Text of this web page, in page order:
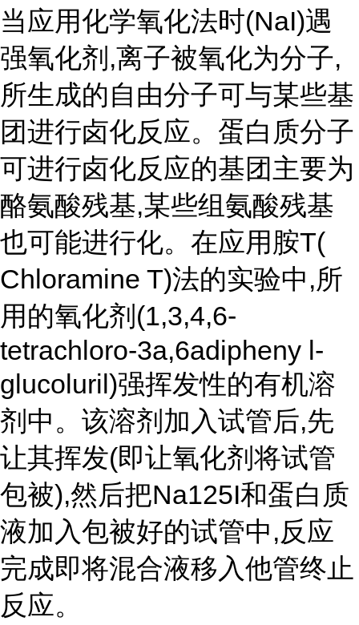
当应用化学氧化法时(NaI)遇
强氧化剂,离子被氧化为分子,
所生成的自由分子可与某些基
团进行卤化反应。蛋白质分子
可进行卤化反应的基团主要为
酪氨酸残基,某些组氨酸残基
也可能进行化。在应用胺T(
Chloramine T)法的实验中,所
用的氧化剂(1,3,4,6-
tetrachloro-3a,6adipheny l-
glucoluril)强挥发性的有机溶
剂中。该溶剂加入试管后,先
让其挥发(即让氧化剂将试管
包被),然后把Na125I和蛋白质
液加入包被好的试管中,反应
完成即将混合液移入他管终止
反应。